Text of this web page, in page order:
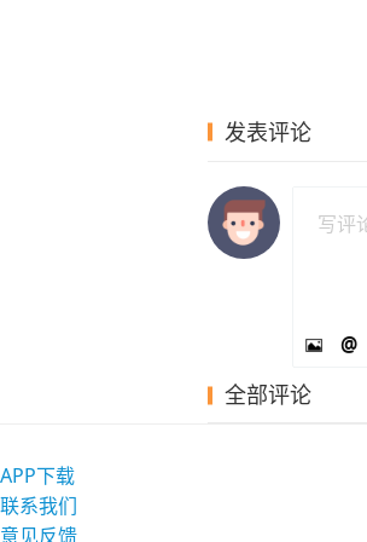
发表评论
@
全部评论
APP下载
联系我们
意见反馈